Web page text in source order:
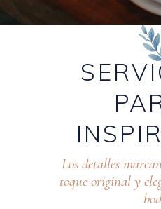
Los detalles
toque original y